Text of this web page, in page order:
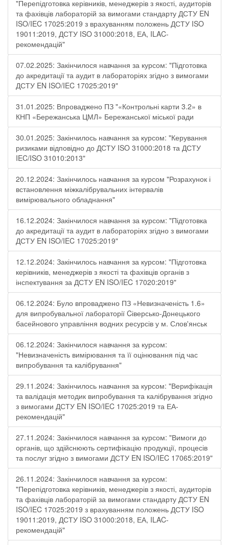
"Перепідготовка керівників, менеджерів з якості, аудиторів
та фахівців лабораторій за вимогами стандарту ДСТУ EN
ISO/IEC 17025:2019 з врахуванням положень ДСТУ ISO
19011:2019, ДСТУ ISO 31000:2018, ЕА, ILAC-
рекомендацій"
07.02.2025: Закінчилося навчання за курсом: "Підготовка
до акредитації та аудит в лабораторіях згідно з вимогами
ДСТУ EN ISO/IEC 17025:2019"
31.01.2025: Впроваджено ПЗ "«Контрольні карти 3.2» в
КНП «Бережанська ЦМЛ» Бережанської міської ради
30.01.2025: Закінчилось навчання за курсом: "Керування
ризиками відповідно до ДСТУ ISO 31000:2018 та ДСТУ
IEC/ISO 31010:2013"
20.12.2024: Закінчилось навчання за курсом "Розрахунок і
встановлення міжкалібрувальних інтервалів
вимірювального обладнання"
16.12.2024: Закінчилося навчання за курсом: "Підготовка
до акредитації та аудит в лабораторіях згідно з вимогами
ДСТУ EN ISO/IEC 17025:2019"
12.12.2024: Закінчилось навчання за курсом: "Підготовка
керівників, менеджерів з якості та фахівців органів з
інспектування за ДСТУ EN ISO/IEC 17020:2019"
06.12.2024: Було впроваджено ПЗ «Невизначеність 1.6»
для випробувальної лабораторії Cіверсько-Донецького
басейнового управління водних ресурсів у м. Слов'янськ
06.12.2024: Закінчилося навчання за курсом:
"Невизначеність вимірювання та її оцінювання під час
випробування та калібрування"
29.11.2024: Закінчилось навчання за курсом: "Верифікація
та валідація методик випробування та калібрування згідно
з вимогами ДСТУ EN ISO/IEC 17025:2019 та ЕА-
рекомендацій"
27.11.2024: Закінчилося навчання за курсом: "Вимоги до
органів, що здійснюють сертифікацію продукції, процесів
та послуг згідно з вимогами ДСТУ EN ISO/IEC 17065:2019"
26.11.2024: Закінчилося навчання за курсом:
"Перепідготовка керівників, менеджерів з якості, аудиторів
та фахівців лабораторій за вимогами стандарту ДСТУ EN
ISO/IEC 17025:2019 з врахуванням положень ДСТУ ISO
19011:2019, ДСТУ ISO 31000:2018, ЕА, ILAC-
рекомендацій"